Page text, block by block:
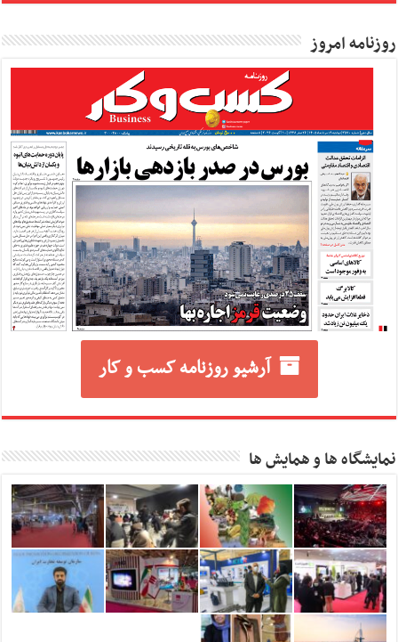
روزنامه امروز
آرشیو روزنامه کسب و کار
نمایشگاه ها و همایش ها